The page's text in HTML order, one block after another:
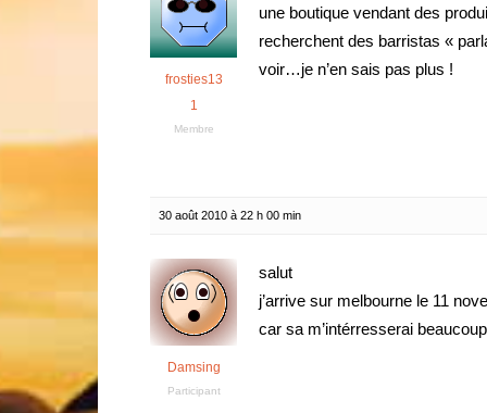
frosties13
1
Membre
une boutique vendant des
recherchent des barristas «
voir…je n’en sais pas plus !
30 août 2010 à 22 h 00 min
Damsing
Participant
salut
j’arrive sur melbourne le 11
car sa m’intérresserai beaucoup